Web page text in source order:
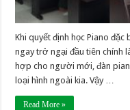
Khi quyết định học Piano
ngay trở ngại đầu tiên chính
hợp cho người mới, đàn
loại hình ngoài kia. Vậy …
Read More »